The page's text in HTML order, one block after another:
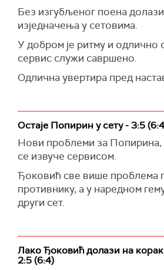
Без изгубљеног поена
изједначења у сетовима.
У добром је ритму и одлично
сервис служи савршено.
Одлична увертира пред
Остаје Попирин у сету - 3:5
Нови проблеми за Попирина,
се извуче сервисом.
Ђоковић све више проблема
противнику, а у наредном
други сет.
Лако Ђоковић долази на
2:5 (6:4)